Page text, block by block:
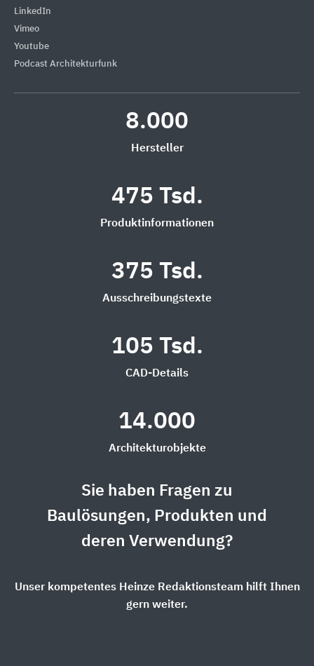
LinkedIn
Vimeo
Youtube
Podcast Architekturfunk
8.000
Hersteller
475 Tsd.
Produktinformationen
375 Tsd.
Ausschreibungstexte
105 Tsd.
CAD-Details
14.000
Architekturobjekte
Sie haben Fragen zu
Baulösungen, Produkten und
deren Verwendung?
Unser kompetentes Heinze Redaktionsteam hilft Ihnen
gern weiter.